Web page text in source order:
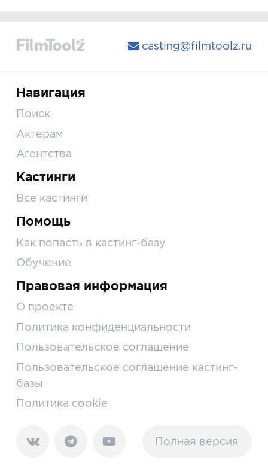
casting@filmtoolz.ru
Навигация
Поиск
Актерам
Агентства
Кастинги
Все кастинги
Помощь
Как попасть в кастинг-базу
Обучение
Правовая информация
О проекте
Политика конфиденциальности
Пользовательское соглашение
Пользовательское соглашение кастинг-
базы
Политика cookie
Полная версия